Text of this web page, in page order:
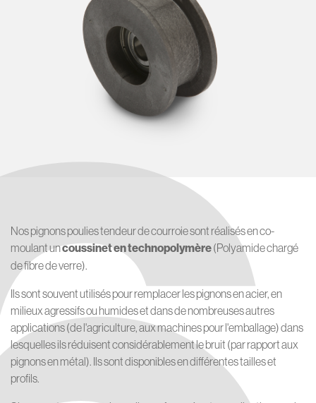
Nos pignons poulies tendeur de courroie sont réalisés en co-
moulant uncoussinet en technopolymère(Polyamide chargé
de fibre de verre).
Ils sont souvent utilisés pour remplacer les pignons en acier, en
milieux agressifs ou humides et dans de nombreuses autres
applications (de l'agriculture, aux machines pour l'emballage) dans
lesquelles ils réduisent considérablement le bruit (par rapport aux
pignons en métal). Ils sont disponibles en différentes tailles et
profils.